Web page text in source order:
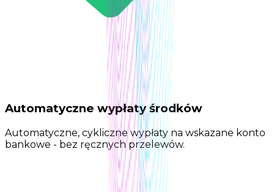
Automatyczne wypłaty środków
Automatyczne, cykliczne wypłaty na wskazane konto
bankowe - bez ręcznych przelewów.